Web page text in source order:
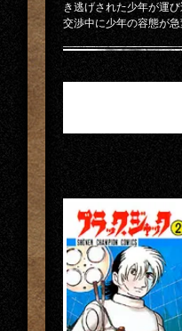
き逃げされた少年が運
交渉中に少年の容態が